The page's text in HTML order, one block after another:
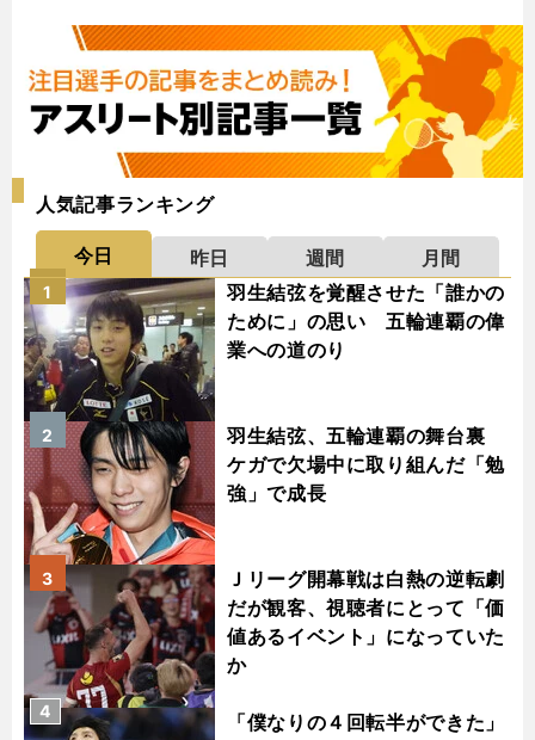
人気記事ランキング
今日 昨日 週間
月間
羽生結弦を覚醒させた「誰かの
ために」の思い 五輪連覇の偉
業への道のり
1
羽生結弦、五輪連覇の舞台裏
ケガで欠場中に取り組んだ「勉
強」で成長
2
Ｊリーグ開幕戦は白熱の逆転劇
だが観客、視聴者にとって「価
値あるイベント」になっていた
か
3
「僕なりの４回転半ができた」
4